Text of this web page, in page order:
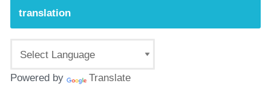
translation
Powered by Translate